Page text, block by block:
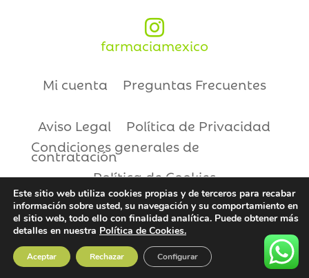

farmaciamexico
Mi cuenta Preguntas Frecuentes
Aviso Legal
Política de Privacidad
Condiciones generales de
contratación
Política de Cookies
Copyright © 2021 | Farmacia México
Este sitio web utiliza cookies propias y de terceros para recabar
información sobre usted, su navegación y su comportamiento en
el sitio web, todo ello con finalidad analítica. Puede obtener más
detalles en nuestra Política de Cookies.
Aceptar Rechazar Configurar